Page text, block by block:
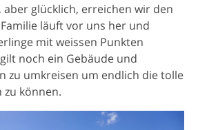
glücklich, erreichen wir den
läuft vor uns her und
mit weissen Punkten
noch ein Gebäude und
zu umkreisen um endlich die tolle
zu können.